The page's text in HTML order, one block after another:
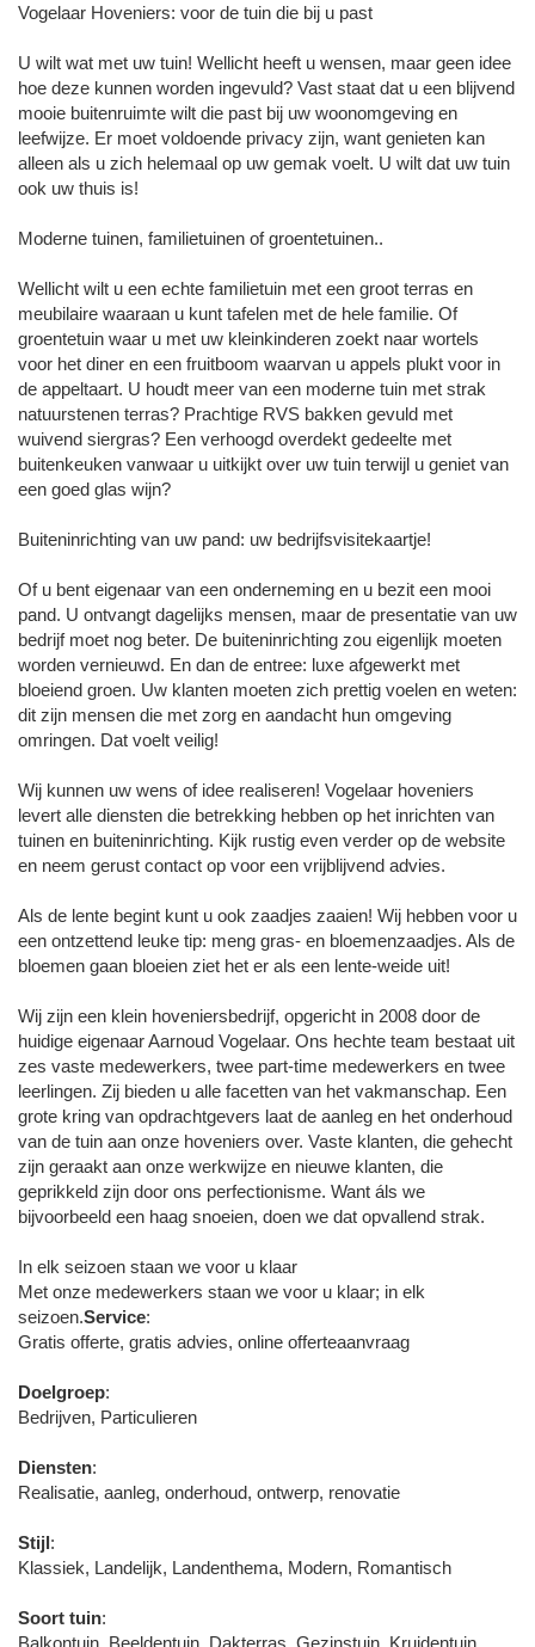
Vogelaar Hoveniers: voor de tuin die bij u past
U wilt wat met uw tuin! Wellicht heeft u wensen, maar geen idee
hoe deze kunnen worden ingevuld? Vast staat dat u een blijvend
mooie buitenruimte wilt die past bij uw woonomgeving en
leefwijze. Er moet voldoende privacy zijn, want genieten kan
alleen als u zich helemaal op uw gemak voelt. U wilt dat uw tuin
ook uw thuis is!
Moderne tuinen, familietuinen of groentetuinen..
Wellicht wilt u een echte familietuin met een groot terras en
meubilaire waaraan u kunt tafelen met de hele familie. Of
groentetuin waar u met uw kleinkinderen zoekt naar wortels
voor het diner en een fruitboom waarvan u appels plukt voor in
de appeltaart. U houdt meer van een moderne tuin met strak
natuurstenen terras? Prachtige RVS bakken gevuld met
wuivend siergras? Een verhoogd overdekt gedeelte met
buitenkeuken vanwaar u uitkijkt over uw tuin terwijl u geniet van
een goed glas wijn?
Buiteninrichting van uw pand: uw bedrijfsvisitekaartje!
Of u bent eigenaar van een onderneming en u bezit een mooi
pand. U ontvangt dagelijks mensen, maar de presentatie van uw
bedrijf moet nog beter. De buiteninrichting zou eigenlijk moeten
worden vernieuwd. En dan de entree: luxe afgewerkt met
bloeiend groen. Uw klanten moeten zich prettig voelen en weten:
dit zijn mensen die met zorg en aandacht hun omgeving
omringen. Dat voelt veilig!
Wij kunnen uw wens of idee realiseren! Vogelaar hoveniers
levert alle diensten die betrekking hebben op het inrichten van
tuinen en buiteninrichting. Kijk rustig even verder op de website
en neem gerust contact op voor een vrijblijvend advies.
Als de lente begint kunt u ook zaadjes zaaien! Wij hebben voor u
een ontzettend leuke tip: meng gras- en bloemenzaadjes. Als de
bloemen gaan bloeien ziet het er als een lente-weide uit!
Wij zijn een klein hoveniersbedrijf, opgericht in 2008 door de
huidige eigenaar Aarnoud Vogelaar. Ons hechte team bestaat uit
zes vaste medewerkers, twee part-time medewerkers en twee
leerlingen. Zij bieden u alle facetten van het vakmanschap. Een
grote kring van opdrachtgevers laat de aanleg en het onderhoud
van de tuin aan onze hoveniers over. Vaste klanten, die gehecht
zijn geraakt aan onze werkwijze en nieuwe klanten, die
geprikkeld zijn door ons perfectionisme. Want áls we
bijvoorbeeld een haag snoeien, doen we dat opvallend strak.
In elk seizoen staan we voor u klaar
Met onze medewerkers staan we voor u klaar; in elk
seizoen.Service:
Gratis offerte, gratis advies, online offerteaanvraag
Doelgroep:
Bedrijven, Particulieren
Diensten:
Realisatie, aanleg, onderhoud, ontwerp, renovatie
Stijl:
Klassiek, Landelijk, Landenthema, Modern, Romantisch
Soort tuin:
Balkontuin, Beeldentuin, Dakterras, Gezinstuin, Kruidentuin,